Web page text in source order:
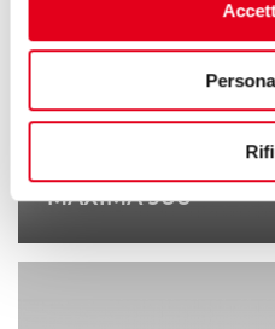
MAXIMA 900